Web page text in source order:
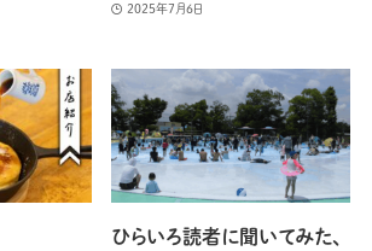
2025年7月6日
ひらいろ読者に聞いてみた、